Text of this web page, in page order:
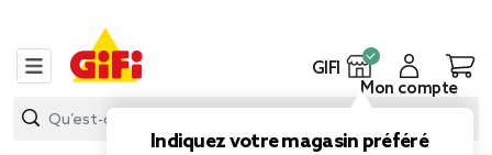
GIFI
Indiquez votre magasin préféré
Mon compte